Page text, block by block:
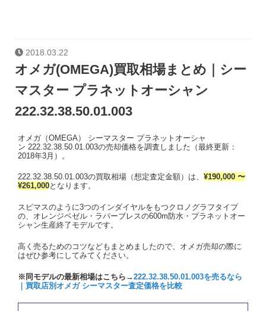
2018.03.22
オメガ(OMEGA)買取相場まとめ｜シー
マスター プラネットオーシャン
222.32.38.50.01.003
オメガ（OMEGA） シーマスター プラネットオーシャ
ン 222.32.38.50.01.003の売却価格を調査しました（最終更新：
2018年3月）。
222.32.38.50.01.003の買取相場（想定査定金額）は、 ¥190,000 〜
¥261,000となります。
スピマスのように3つのインダイヤルをもつクロノグラフタイプ
の、オレンジベゼル・ラバーブレスの600m防水・プラネットオー
シャン生産終了モデルです。
高く売るためのコツなどもまとめましたので、オメガ売却の際に
はぜひ参考にしてみてください。
※同モデルの最新相場はこちら→222.32.38.50.01.003を売るなら
｜買取店別オメガ シーマスター査定価格を比較